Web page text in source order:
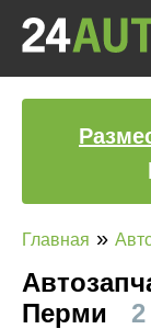
Главная »
Перми